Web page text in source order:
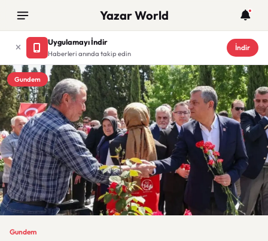
Yazar World
Uygulamayı İndir
Haberleri anında takip edin
İndir
Gundem
Gundem